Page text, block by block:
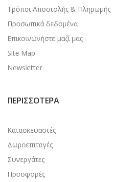
Τρόποι Αποστολής & Πληρωμής
Προσωπικά δεδομένα
Επικοινωνήστε μαζί μας
Site Map
Newsletter
ΠΕΡΙΣΣΌΤΕΡΑ
Κατασκευαστές
Δωροεπιταγές
Συνεργάτες
Προσφορές